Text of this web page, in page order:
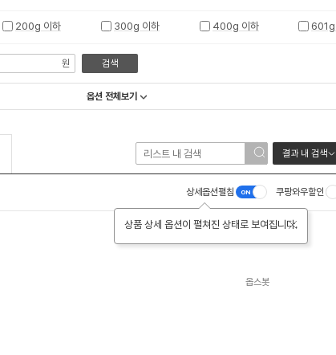
200g 이하 300g 이하 400g 이하 601g
원 검색
옵션 전체보기
결과 내 검색
상세옵션펼침
상품 상세 옵션이 펼쳐진 상태로 보여집니다.
쿠팡와우할인
옵스봇